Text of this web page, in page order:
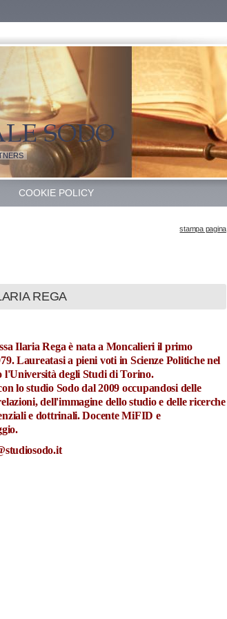
COOKIE POLICY
stampa pagina
REGA
Ilaria Rega è nata a Moncalieri il primo
Laureatasi a pieni voti in Scienze Politiche nel
l'Università degli Studi di Torino.
lo studio Sodo dal 2009 occupandosi delle
dell'immagine dello studio e delle ricerche
e dottrinali. Docente MiFID e